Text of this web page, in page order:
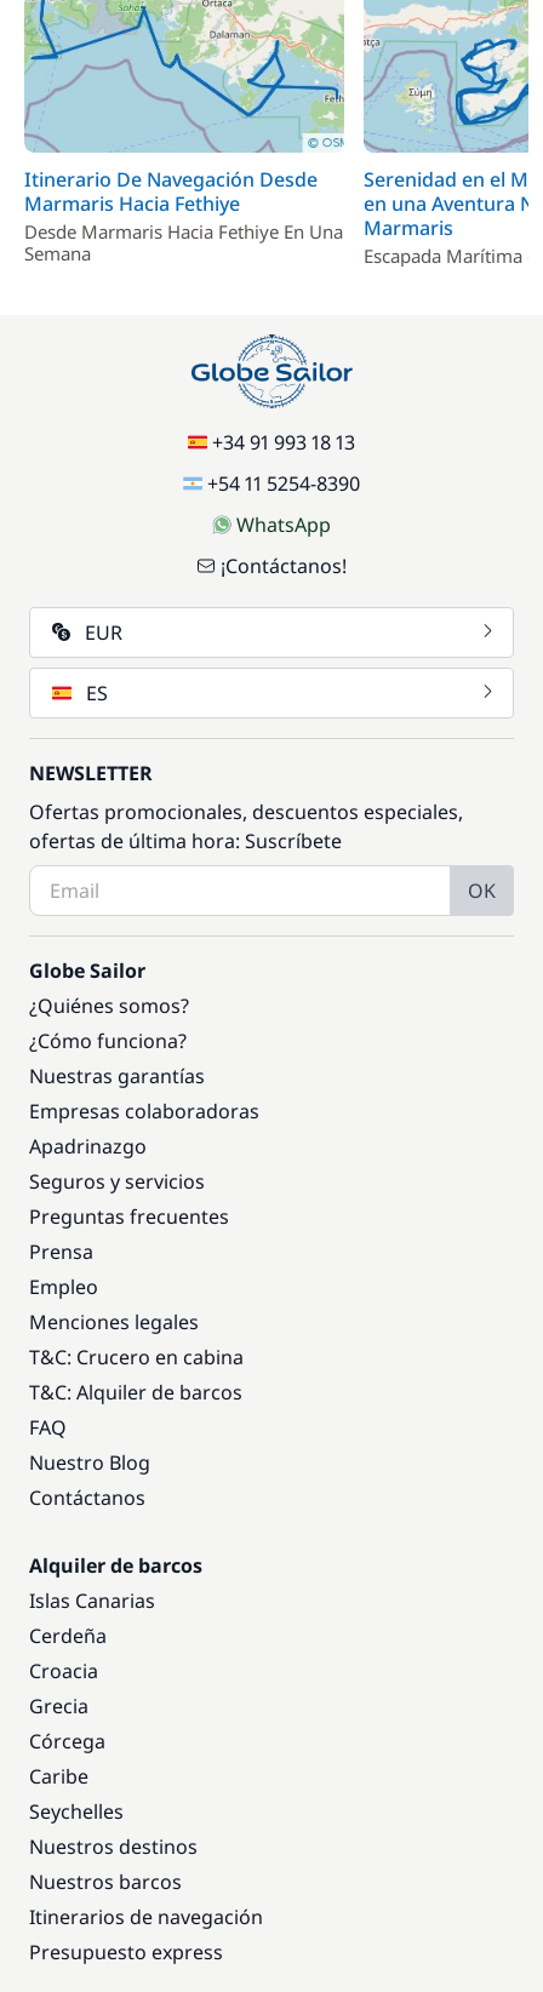
En opción
Gasto de One Way —
Media Pensión / persona / semana
Traslado —
Itinerario De Navegación Desde
Marmaris Hacia Fethiye
Desde Marmaris Hacia Fethiye En Una
Semana
Serenidad en el
en una Aventura
Marmaris
Escapada Marítima
+34 91 993 18 13
+54 11 5254-8390
WhatsApp
¡Contáctanos!
EUR
ES
NEWSLETTER
Ofertas promocionales, descuentos especiales,
ofertas de última hora: Suscríbete
OK
Globe Sailor
¿Quiénes somos?
¿Cómo funciona?
Nuestras garantías
Empresas colaboradoras
Apadrinazgo
Seguros y servicios
Preguntas frecuentes
Prensa
Empleo
Menciones legales
T&C: Crucero en cabina
T&C: Alquiler de barcos
FAQ
Nuestro Blog
Contáctanos
Alquiler de barcos
Islas Canarias
Cerdeña
Croacia
Grecia
Córcega
Caribe
Seychelles
Nuestros destinos
Nuestros barcos
Itinerarios de navegación
Presupuesto express